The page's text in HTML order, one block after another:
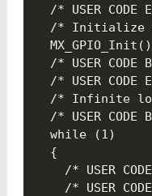
/* USER CODE
/* Initialize
/* USER CODE
/* USER CODE
/* Infinite
/* USER CODE
  while (1)
  {
/* USER
/* USER